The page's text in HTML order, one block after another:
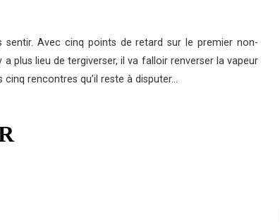
Avec cinq points de retard sur le premier non-
plus lieu de tergiverser, il va falloir renverser la vapeur
rencontres qu’il reste à disputer…